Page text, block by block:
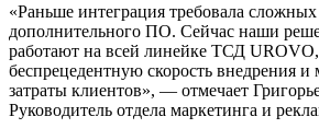
«Раньше интеграция требовала сложных
дополнительного ПО. Сейчас наши
работают на всей линейке ТСД UROVO,
беспрецедентную скорость внедрения
затраты клиентов», — отмечает
Руководитель отдела маркетинга и